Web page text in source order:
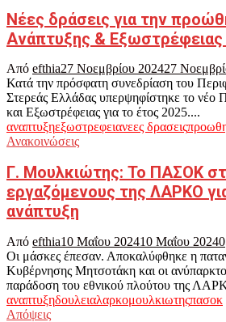
Νέες δράσεις για την
Ανάπτυξης &
Από efthia27 Νοεμβρίου 202427
Κατά την πρόσφατη συνεδρίαση του
Στερεάς Ελλάδας υπερψηφίστηκε το νέο
και Εξωστρέφειας για το έτος 2025....
αναπτυξηεξωστρεφειανεες δρασεις
Ανακοινώσεις
Γ. Μουλκιώτης: Το ΠΑΣΟΚ
εργαζόμενους της ΛΑΡΚΟ
ανάπτυξη
Από efthia10 Μαΐου 202410 Μαΐου 20240
Οι μάσκες έπεσαν. Αποκαλύφθηκε η
Κυβέρνησης Μητσοτάκη και οι
παράδοση του εθνικού πλούτου της
αναπτυξηδουλειαλαρκομουλκιωτηςπασοκ
Απόψεις